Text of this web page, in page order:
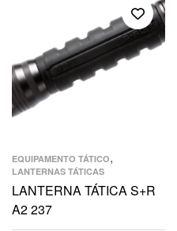
EQUIPAMENTO TÁTICO,
LANTERNAS TÁTICAS
LANTERNA TÁTICA S+R
A2 237